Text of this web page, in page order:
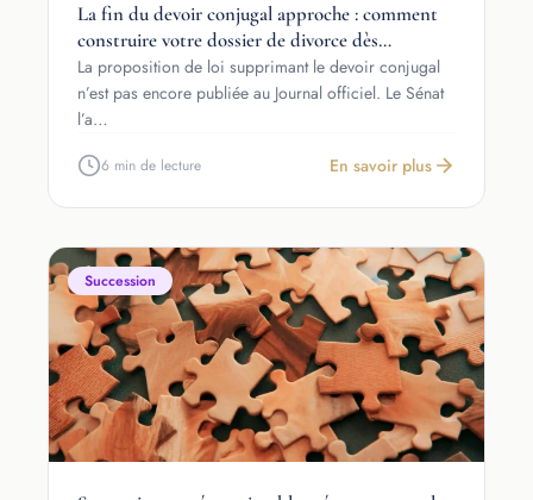
La fin du devoir conjugal approche : comment
construire votre dossier de divorce dès
maintenant ?
La proposition de loi supprimant le devoir conjugal
n’est pas encore publiée au Journal officiel. Le Sénat
l’a…
6 min de lecture En savoir plus
Succession